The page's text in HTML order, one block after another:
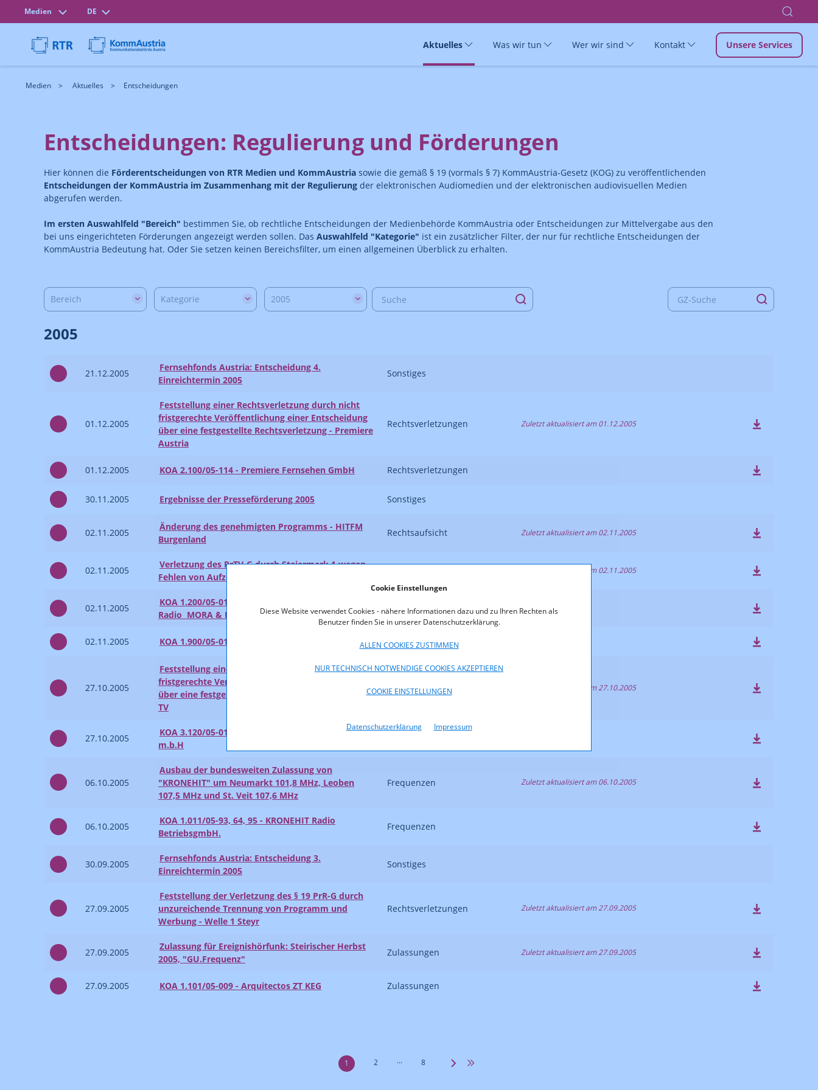
Cookie Einstellungen
Diese Website verwendet Cookies - nähere Informationen dazu und zu Ihren Rechten als
Benutzer finden Sie in unserer Datenschutzerklärung.
ALLEN COOKIES ZUSTIMMEN
NUR TECHNISCH NOTWENDIGE COOKIES AKZEPTIEREN
COOKIE EINSTELLUNGEN
Datenschutzerklärung Impressum
Medien DE
Aktuelles Was wir tun Wer wir sind Kontakt Unsere Services
Medien Aktuelles Entscheidungen
Entscheidungen: Regulierung und Förderungen
Hier können die Förderentscheidungen von RTR Medien und KommAustria sowie die gemäß § 19 (vormals § 7) KommAustria-Gesetz (KOG) zu veröffentlichenden
Entscheidungen der KommAustria im Zusammenhang mit der Regulierung der elektronischen Audiomedien und der elektronischen audiovisuellen Medien
abgerufen werden.
Im ersten Auswahlfeld "Bereich" bestimmen Sie, ob rechtliche Entscheidungen der Medienbehörde KommAustria oder Entscheidungen zur Mittelvergabe aus den
bei uns eingerichteten Förderungen angezeigt werden sollen. Das Auswahlfeld "Kategorie" ist ein zusätzlicher Filter, der nur für rechtliche Entscheidungen der
KommAustria Bedeutung hat. Oder Sie setzen keinen Bereichsfilter, um einen allgemeinen Überblick zu erhalten.
Bereich Kategorie 2005
2005
21.12.2005
Fernsehfonds Austria: Entscheidung 4.
Einreichtermin 2005
Sonstiges
01.12.2005
Feststellung einer Rechtsverletzung durch nicht
fristgerechte Veröffentlichung einer Entscheidung
über eine festgestellte Rechtsverletzung - Premiere
Austria
Rechtsverletzungen Zuletzt aktualisiert am 01.12.2005
01.12.2005 KOA 2.100/05-114 - Premiere Fernsehen GmbH Rechtsverletzungen
30.11.2005 Ergebnisse der Presseförderung 2005 Sonstiges
02.11.2005
Änderung des genehmigten Programms - HITFM
Burgenland
Rechtsaufsicht Zuletzt aktualisiert am 02.11.2005
02.11.2005
Verletzung des PrTV-G durch Steiermark 1 wegen
Fehlen von Aufzeichnungen
Zuletzt aktualisiert am 02.11.2005
02.11.2005
KOA 1.200/05-013 - Verein Mehrsprachiges Offenes
Radio  MORA & Partner GmbH
Rechtsaufsicht
02.11.2005 KOA 1.900/05-019 - Steiermark 1 TV GmbH & Co KG Rechtsverletzungen
27.10.2005
Feststellung einer Rechtsverletzung durch nicht
fristgerechte Veröffentlichung einer Entscheidung
über eine festgestellte Rechtsverletzung - Salzburg
TV
Rechtsverletzungen Zuletzt aktualisiert am 27.10.2005
27.10.2005
KOA 3.120/05-015 - Salzburg TV Fernsehgesellschaft
m.b.H
06.10.2005
Ausbau der bundesweiten Zulassung von
"KRONEHIT" um Neumarkt 101,8 MHz, Leoben
107,5 MHz und St. Veit 107,6 MHz
Frequenzen Zuletzt aktualisiert am 06.10.2005
06.10.2005
KOA 1.011/05-93, 64, 95 - KRONEHIT Radio
BetriebsgmbH.
Frequenzen
30.09.2005
Fernsehfonds Austria: Entscheidung 3.
Einreichtermin 2005
Sonstiges
27.09.2005
Feststellung der Verletzung des § 19 PrR-G durch
unzureichende Trennung von Programm und
Werbung - Welle 1 Steyr
Rechtsverletzungen Zuletzt aktualisiert am 27.09.2005
27.09.2005
Zulassung für Ereignishörfunk: Steirischer Herbst
2005, "GU.Frequenz"
Zulassungen Zuletzt aktualisiert am 27.09.2005
27.09.2005 KOA 1.101/05-009 - Arquitectos ZT KEG Zulassungen
1 2 ... 8